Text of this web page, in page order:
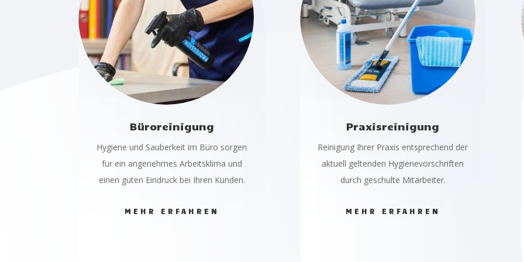
Büroreinigung
Hygiene und Sauberkeit im Büro sorgen
für ein angenehmes Arbeitsklima und
einen guten Eindruck bei Ihren Kunden.
MEHR ERFAHREN
Praxisreinigung
Reinigung Ihrer Praxis entsprechend der
aktuell geltenden Hygienevorschriften
durch geschulte Mitarbeiter.
MEHR ERFAHREN